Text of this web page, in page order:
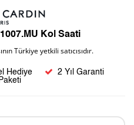
Kol Saati
Türkiye yetkili satıcısıdır.
Hediye
Paketi
2 Yıl Garanti